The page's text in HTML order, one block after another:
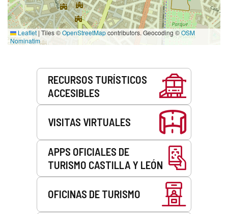
Leaflet | Tiles ©OpenStreetMapcontributors. Geocoding ©OSM
Nominatim
RECURSOS TURÍSTICOS
ACCESIBLES
VISITAS VIRTUALES
APPS OFICIALES DE
TURISMO CASTILLA Y LEÓN
OFICINAS DE TURISMO